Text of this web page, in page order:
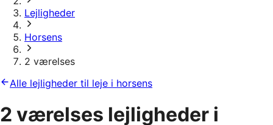
Lejligheder
Horsens
2 værelses
Alle lejligheder til leje i horsens
2 værelses lejligheder i